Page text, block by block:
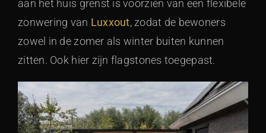
aan het huis grenst is voorzien van een flexibele
zonwering van Luxxout, zodat de bewoners
zowel in de zomer als winter buiten kunnen
zitten. Ook hier zijn flagstones toegepast.